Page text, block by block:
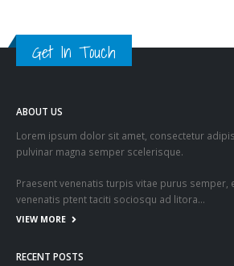
Get In Touch
ABOUT US
Lorem ipsum dolor sit amet, consectetur
pulvinar magna semper scelerisque.
Praesent venenatis turpis vitae purus semper,
venenatis ptent taciti sociosqu ad litora…
VIEW MORE
RECENT POSTS